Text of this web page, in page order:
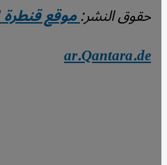
حقوق النشر:موقع قنطرة 2021
ar.Qantara.de